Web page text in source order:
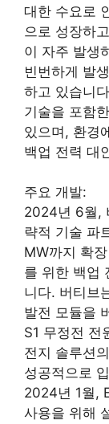
대한 수요로
으로 성장하
이 자주 발생
빈번하게 발
하고 있습니
기술을 포함
있으며, 환경
백업 전력 대
주요 개발:
2024년 6월,
략적 기술 파
MW까지 확
를 위한 백업
니다. 버티브
발전 모듈을
S1 무정전 전
전지 솔루션
성공적으로
2024년 1월,
사용을 위해